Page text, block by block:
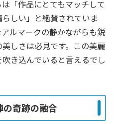
「作品にとてもマッチして
しい」と絶賛されていま
ルマークの静かながらも鋭
しさは必見です。この美麗
き込んでいると言えるでし
の奇跡の融合